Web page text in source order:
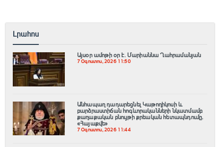
Լրահոս
Այսօր ամոթի օր է. Մարիաննա Ղահրամանյան
7 Օգոստոս, 2026 11:50
Անհապաղ դադարեցնել Կաթողիկոսի և
բարձրաստիճան հոգևորականների նկատմամբ
քաղաքական բնույթի քրեական հետապնդումը.
«Հայաքվե»
7 Օգոստոս, 2026 11:44